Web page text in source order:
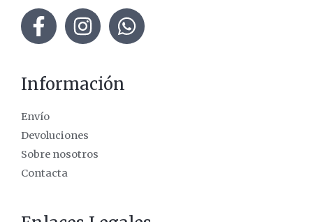
Información
Envío
Devoluciones
Sobre nosotros
Contacta